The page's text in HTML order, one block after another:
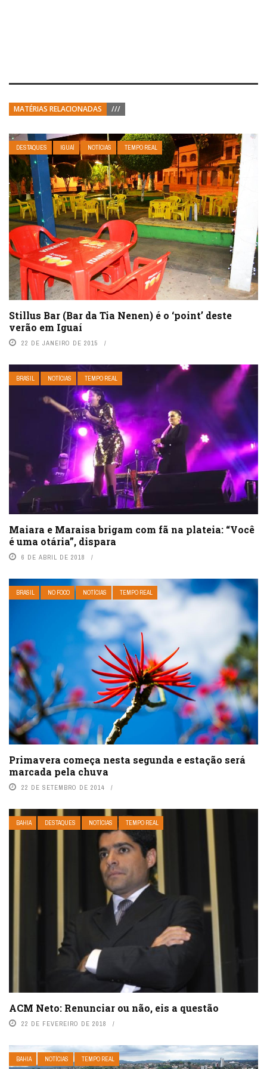
MATÉRIAS RELACIONADAS ///
DESTAQUES IGUAÍ NOTÍCIAS TEMPO REAL
Stillus Bar (Bar da Tia Nenen) é o ‘point’ deste
verão em Iguaí
22 DE JANEIRO DE 2015
BRASIL NOTÍCIAS TEMPO REAL
Maiara e Maraisa brigam com fã na plateia: “Você
é uma otária”, dispara
6 DE ABRIL DE 2018
BRASIL NO FOCO NOTÍCIAS TEMPO REAL
Primavera começa nesta segunda e estação será
marcada pela chuva
22 DE SETEMBRO DE 2014
BAHIA DESTAQUES NOTÍCIAS TEMPO REAL
ACM Neto: Renunciar ou não, eis a questão
22 DE FEVEREIRO DE 2018
BAHIA NOTÍCIAS TEMPO REAL